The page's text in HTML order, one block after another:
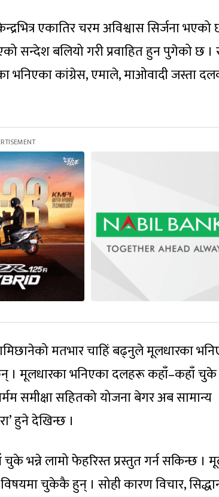
एकातिर चरम अविश्वास सिर्जना भएको
सन्देश बलियो गरी प्रवाहित हुन पुगेको छ ।
भनिएका कांग्रेस, एमाले, माओवादी जस्ता
मतभार चाहिं बढ्नुले मूलधारका
। मूलधारका भनिएका दलहरू कहाँ–कहाँ
समीक्षा सहितको योजना बेगर अब सामान्य
हुने देखिन्छ ।
भन्ने लामो फेहरिस्त प्रस्तुत गर्न सकिन्छ ।
चुकेकै हुन् । सोही कारण विचार,